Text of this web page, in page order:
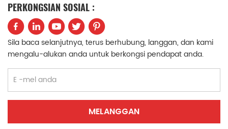
PERKONGSIAN SOSIAL :
Sila baca selanjutnya, terus berhubung, langgan, dan kami
mengalu-alukan anda untuk berkongsi pendapat anda.